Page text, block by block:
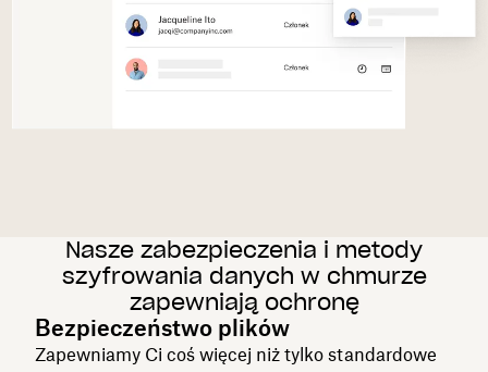
Nasze zabezpieczenia i metody
szyfrowania danych w chmurze
zapewniają ochronę
Bezpieczeństwo plików
Zapewniamy Ci coś więcej niż tylko standardowe